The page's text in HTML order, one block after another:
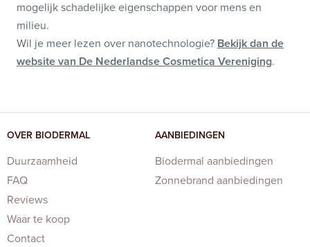
mogelijk schadelijke eigenschappen voor mens en
milieu.
Wil je meer lezen over nanotechnologie? Bekijk dan de
website van De Nederlandse Cosmetica Vereniging.
OVER BIODERMAL
Duurzaamheid
FAQ
Reviews
Waar te koop
Contact
AANBIEDINGEN
Biodermal aanbiedingen
Zonnebrand aanbiedingen